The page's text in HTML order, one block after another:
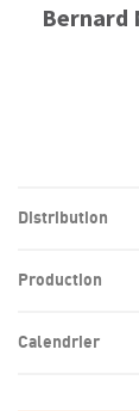
Bernard
Distribution
Production
Calendrier